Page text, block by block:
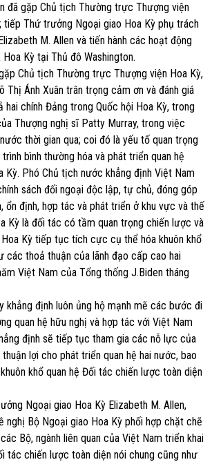
đã gặp Chủ tịch Thường trực Thượng viện
tiếp Thứ trưởng Ngoại giao Hoa Kỳ phụ trách
M. Allen và tiến hành các hoạt động
Kỳ tại Thủ đô Washington.
Chủ tịch Thường trực Thượng viện Hoa Kỳ,
Thị Ánh Xuân trân trọng cảm ơn và đánh giá
chính Đảng trong Quốc hội Hoa Kỳ, trong
Thượng nghị sĩ Patty Murray, trong việc
thời gian qua; coi đó là yếu tố quan trọng
bình thường hóa và phát triển quan hệ
Kỳ. Phó Chủ tịch nước khẳng định Việt Nam
sách đối ngoại độc lập, tự chủ, đóng góp
ổn định, hợp tác và phát triển ở khu vực và thế
Kỳ là đối tác có tầm quan trọng chiến lược và
Kỳ tiếp tục tích cực cụ thể hóa khuôn khổ
các thoả thuận của lãnh đạo cấp cao hai
Việt Nam của Tổng thống J.Biden tháng
khẳng định luôn ủng hộ mạnh mẽ các bước đi
quan hệ hữu nghị và hợp tác với Việt Nam
định sẽ tiếp tục tham gia các nỗ lực của
lợi cho phát triển quan hệ hai nước, bao
khổ quan hệ Đối tác chiến lược toàn diện
Ngoại giao Hoa Kỳ Elizabeth M. Allen,
nghị Bộ Ngoại giao Hoa Kỳ phối hợp chặt chẽ
Bộ, ngành liên quan của Việt Nam triển khai
tác chiến lược toàn diện nói chung cũng như